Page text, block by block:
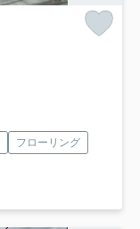
フローリング